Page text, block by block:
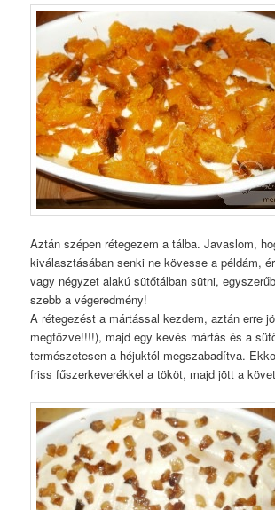
Aztán szépen rétegezem a tálba. Javaslom,
kiválasztásában senki ne kövesse a példám,
vagy négyzet alakú sütőtálban sütni,
szebb a végeredmény!
A rétegezést a mártással kezdem, aztán erre
megfőzve!!!!), majd egy kevés mártás és a
természetesen a héjuktól megszabadítva.
friss fűszerkeverékkel a tököt, majd jött a